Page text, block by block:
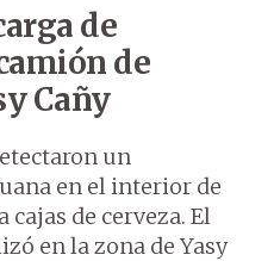
de
de
Cañy
un
en el interior de
de cerveza. El
en la zona de Yasy